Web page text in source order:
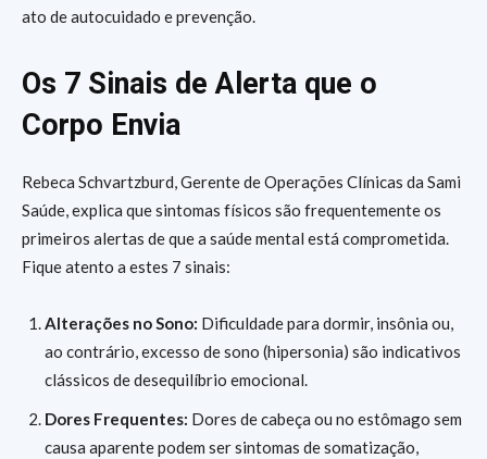
ato de autocuidado e prevenção.
Os 7 Sinais de Alerta que o
Corpo Envia
Rebeca Schvartzburd, Gerente de Operações Clínicas da Sami
Saúde, explica que sintomas físicos são frequentemente os
primeiros alertas de que a saúde mental está comprometida.
Fique atento a estes 7 sinais:
Alterações no Sono: Dificuldade para dormir, insônia ou,
ao contrário, excesso de sono (hipersonia) são indicativos
clássicos de desequilíbrio emocional.
Dores Frequentes: Dores de cabeça ou no estômago sem
causa aparente podem ser sintomas de somatização,